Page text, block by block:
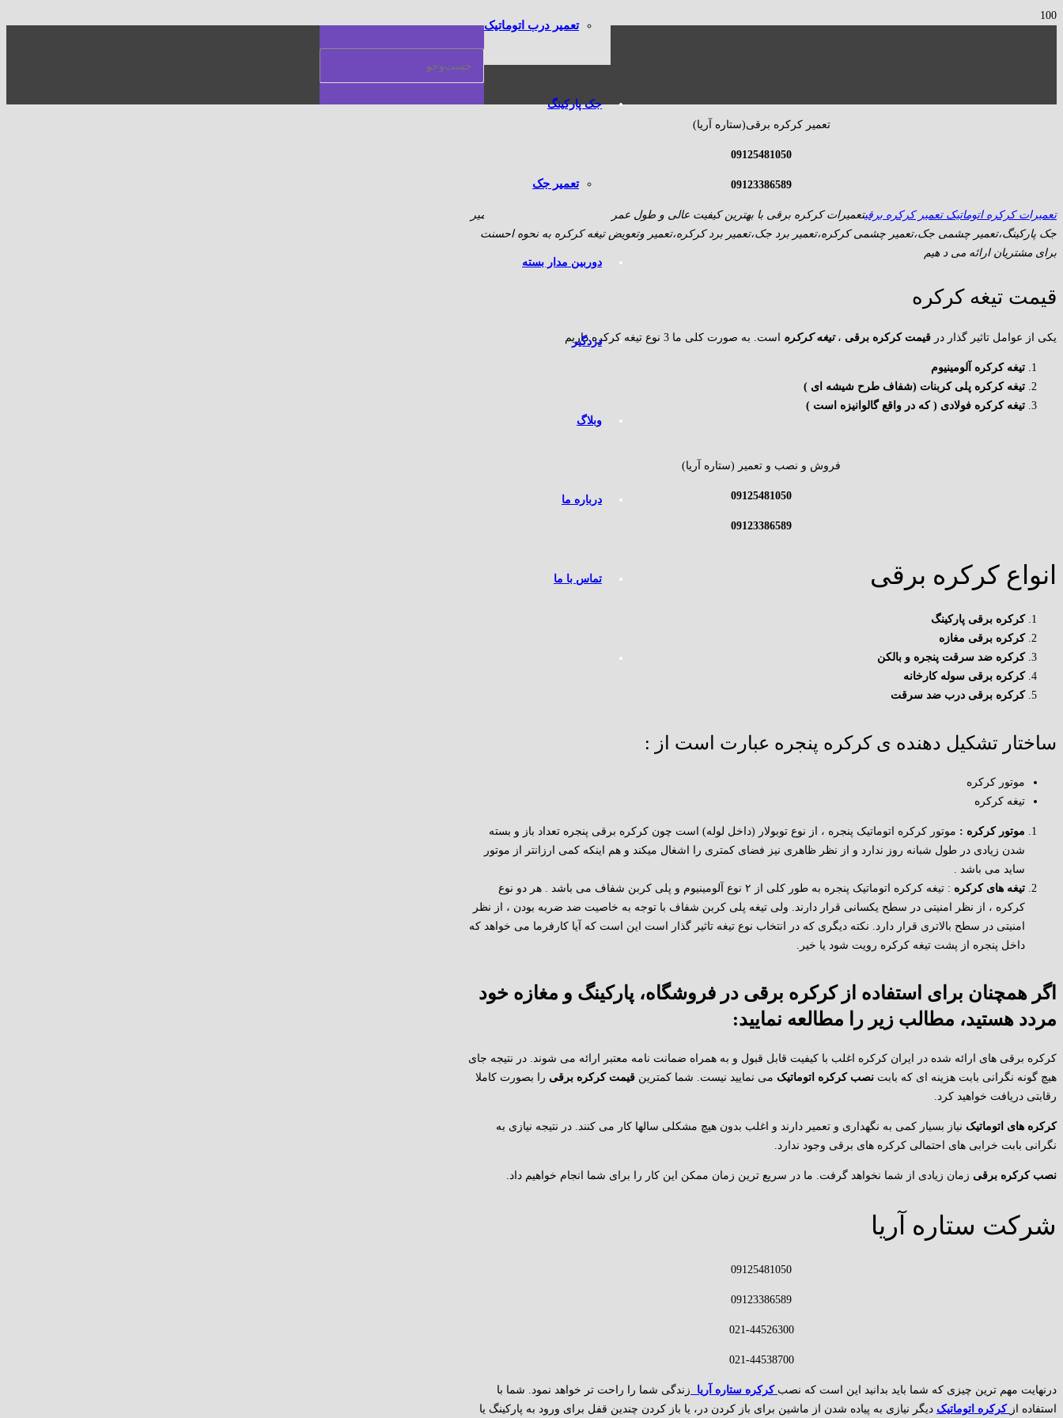
تعمیر درب اتوماتیک
جک پارکینگ
تعمیر جک
دوربین مدار بسته
دزدگیر
وبلاگ
درباره ما
تماس با ما
تعمیر کرکره برقی(ستاره آریا)
09125481050
09123386589
تعمیرات کرکره اتوماتیک تعمیر کرکره برقیتعمیرات کرکره برقی با بهترین کیفیت عالی و طول عمر بالای تعمیر کرکره برقی،تعمیر
جک پارکینگ،تعمیر چشمی جک،تعمیر چشمی کرکره،تعمیر برد جک،تعمیر برد کرکره،تعمیر وتعویض تیغه کرکره به نحوه احسنت
برای مشتریان ارائه می د هیم
قیمت تیغه کرکره
یکی از عوامل تاثیر گذار در قیمت کرکره برقی ،تیغه کرکره است. به صورت کلی ما 3 نوع تیغه کرکره داریم
تیغه کرکره آلومینیوم
تیغه کرکره پلی کربنات (شفاف طرح شیشه ای )
تیغه کرکره فولادی ( که در واقع گالوانیزه است )
فروش و نصب و تعمیر (ستاره آریا)
09125481050
09123386589
انواع کرکره برقی
کرکره برقی پارکینگ
کرکره برقی مغازه
کرکره ضد سرقت پنجره و بالکن
کرکره برقی سوله کارخانه
کرکره برقی درب ضد سرقت
ساختار تشکیل دهنده ی کرکره پنجره عبارت است از :
موتور کرکره
تیغه کرکره
موتور کرکره : موتور کرکره اتوماتیک پنجره ، از نوع توبولار (داخل لوله) است چون کرکره برقی پنجره تعداد باز و بسته
شدن زیادی در طول شبانه روز ندارد و از نظر ظاهری نیز فضای کمتری را اشغال میکند و هم اینکه کمی ارزانتر از موتور
ساید می باشد .
تیغه های کرکره
: تیغه کرکره اتوماتیک پنجره به طور کلی از ۲ نوع آلومینیوم و پلی کربن شفاف می باشد . هر دو نوع
کرکره ، از نظر امنیتی در سطح یکسانی قرار دارند. ولی تیغه پلی کربن شفاف با توجه به خاصیت ضد ضربه بودن ، از نظر
امنیتی در سطح بالاتری قرار دارد. نکته دیگری که در انتخاب نوع تیغه تاثیر گذار است این است که آیا کارفرما می خواهد که
داخل پنجره از پشت تیغه کرکره رویت شود یا خیر.
اگر همچنان برای استفاده از کرکره برقی در فروشگاه، پارکینگ و مغازه خود
مردد هستید، مطالب زیر را مطالعه نمایید:
کرکره برقی های ارائه شده در ایران کرکره اغلب با کیفیت قابل قبول و به همراه ضمانت نامه معتبر ارائه می شوند. در نتیجه جای
هیچ گونه نگرانی بابت هزینه ای که بابت نصب کرکره اتوماتیک می نمایید نیست. شما کمترین قیمت کرکره برقی را بصورت کاملا
رقابتی دریافت خواهید کرد.
کرکره های اتوماتیک نیاز بسیار کمی به نگهداری و تعمیر دارند و اغلب بدون هیچ مشکلی سالها کار می کنند. در نتیجه نیازی به
نگرانی بابت خرابی های احتمالی کرکره های برقی وجود ندارد.
نصب کرکره برقی زمان زیادی از شما نخواهد گرفت. ما در سریع ترین زمان ممکن این کار را برای شما انجام خواهیم داد.
شرکت ستاره آریا
09125481050
09123386589
021-44526300
021-44538700
درنهایت مهم ترین چیزی که شما باید بدانید این است که نصب کرکره ستاره آریا
زندگی شما را راحت تر خواهد نمود. شما با
استفاده از کرکره اتوماتیک دیگر نیازی به پیاده شدن از ماشین برای باز کردن در، یا باز کردن چندین قفل برای ورود به پارکینگ یا